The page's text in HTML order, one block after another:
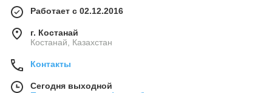
Работает с 02.12.2016
г. Костанай
Костанай, Казахстан
Контакты
Сегодня выходной